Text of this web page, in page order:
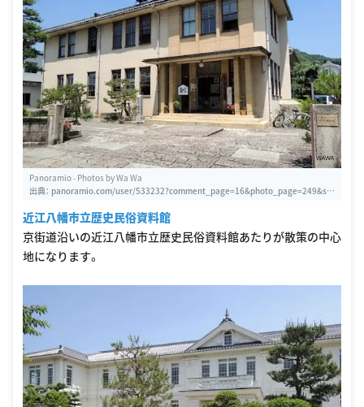
Panoramio - Photos by Wa Wa
出典： panoramio.com/user/533232?comment_page=16&photo_page=249&sh
近江八幡市立歴史民俗資料館
京街道沿いの近江八幡市立歴史民俗資料館あたりが散策の中心
地になります。